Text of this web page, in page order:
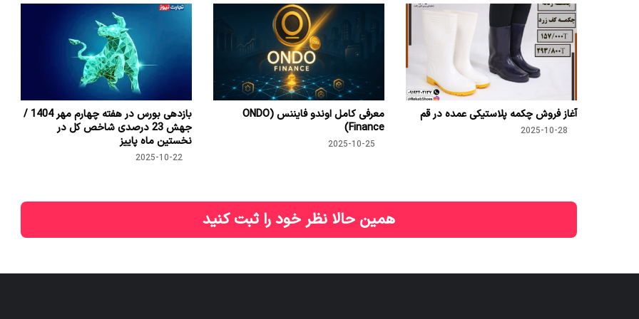
آغاز فروش چکمه پلاستیکی عمده در قم
2025-10-28
معرفی کامل اوندو فایننس (ONDO
Finance)
2025-10-25
بازدهی بورس در هفته چهارم مهر 1404 /
جهش 23 درصدی شاخص کل در
نخستین ماه پاییز
2025-10-22
همین حالا نظر خود را ثبت کنید